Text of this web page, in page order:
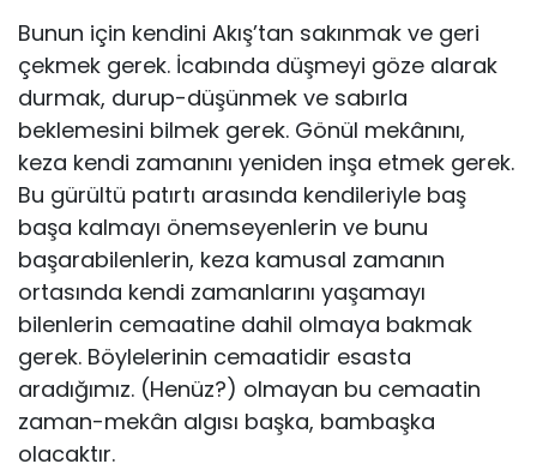
Bunun için kendini Akış’tan sakınmak ve geri
çekmek gerek. İcabında düşmeyi göze alarak
durmak, durup-düşünmek ve sabırla
beklemesini bilmek gerek. Gönül mekânını,
keza kendi zamanını yeniden inşa etmek gerek.
Bu gürültü patırtı arasında kendileriyle baş
başa kalmayı önemseyenlerin ve bunu
başarabilenlerin, keza kamusal zamanın
ortasında kendi zamanlarını yaşamayı
bilenlerin cemaatine dahil olmaya bakmak
gerek. Böylelerinin cemaatidir esasta
aradığımız. (Henüz?) olmayan bu cemaatin
zaman-mekân algısı başka, bambaşka
olacaktır.